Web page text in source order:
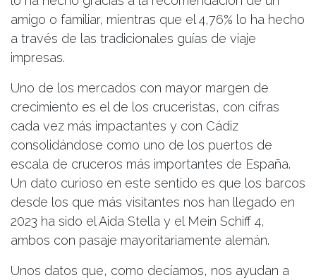
amigo o familiar, mientras que el 4,76% lo ha hecho
a través de las tradicionales guías de viaje
impresas.
Uno de los mercados con mayor margen de
crecimiento es el de los cruceristas, con cifras
cada vez más impactantes y con Cádiz
consolidándose como uno de los puertos de
escala de cruceros más importantes de España.
Un dato curioso en este sentido es que los barcos
desde los que más visitantes nos han llegado en
2023 ha sido el Aida Stella y el Mein Schiff 4,
ambos con pasaje mayoritariamente alemán.
Unos datos que, como decíamos, nos ayudan a